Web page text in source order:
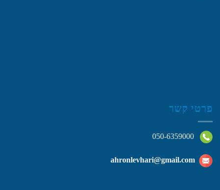
פרטי קשר
050-6359000
ahronlevhari@gmail.com